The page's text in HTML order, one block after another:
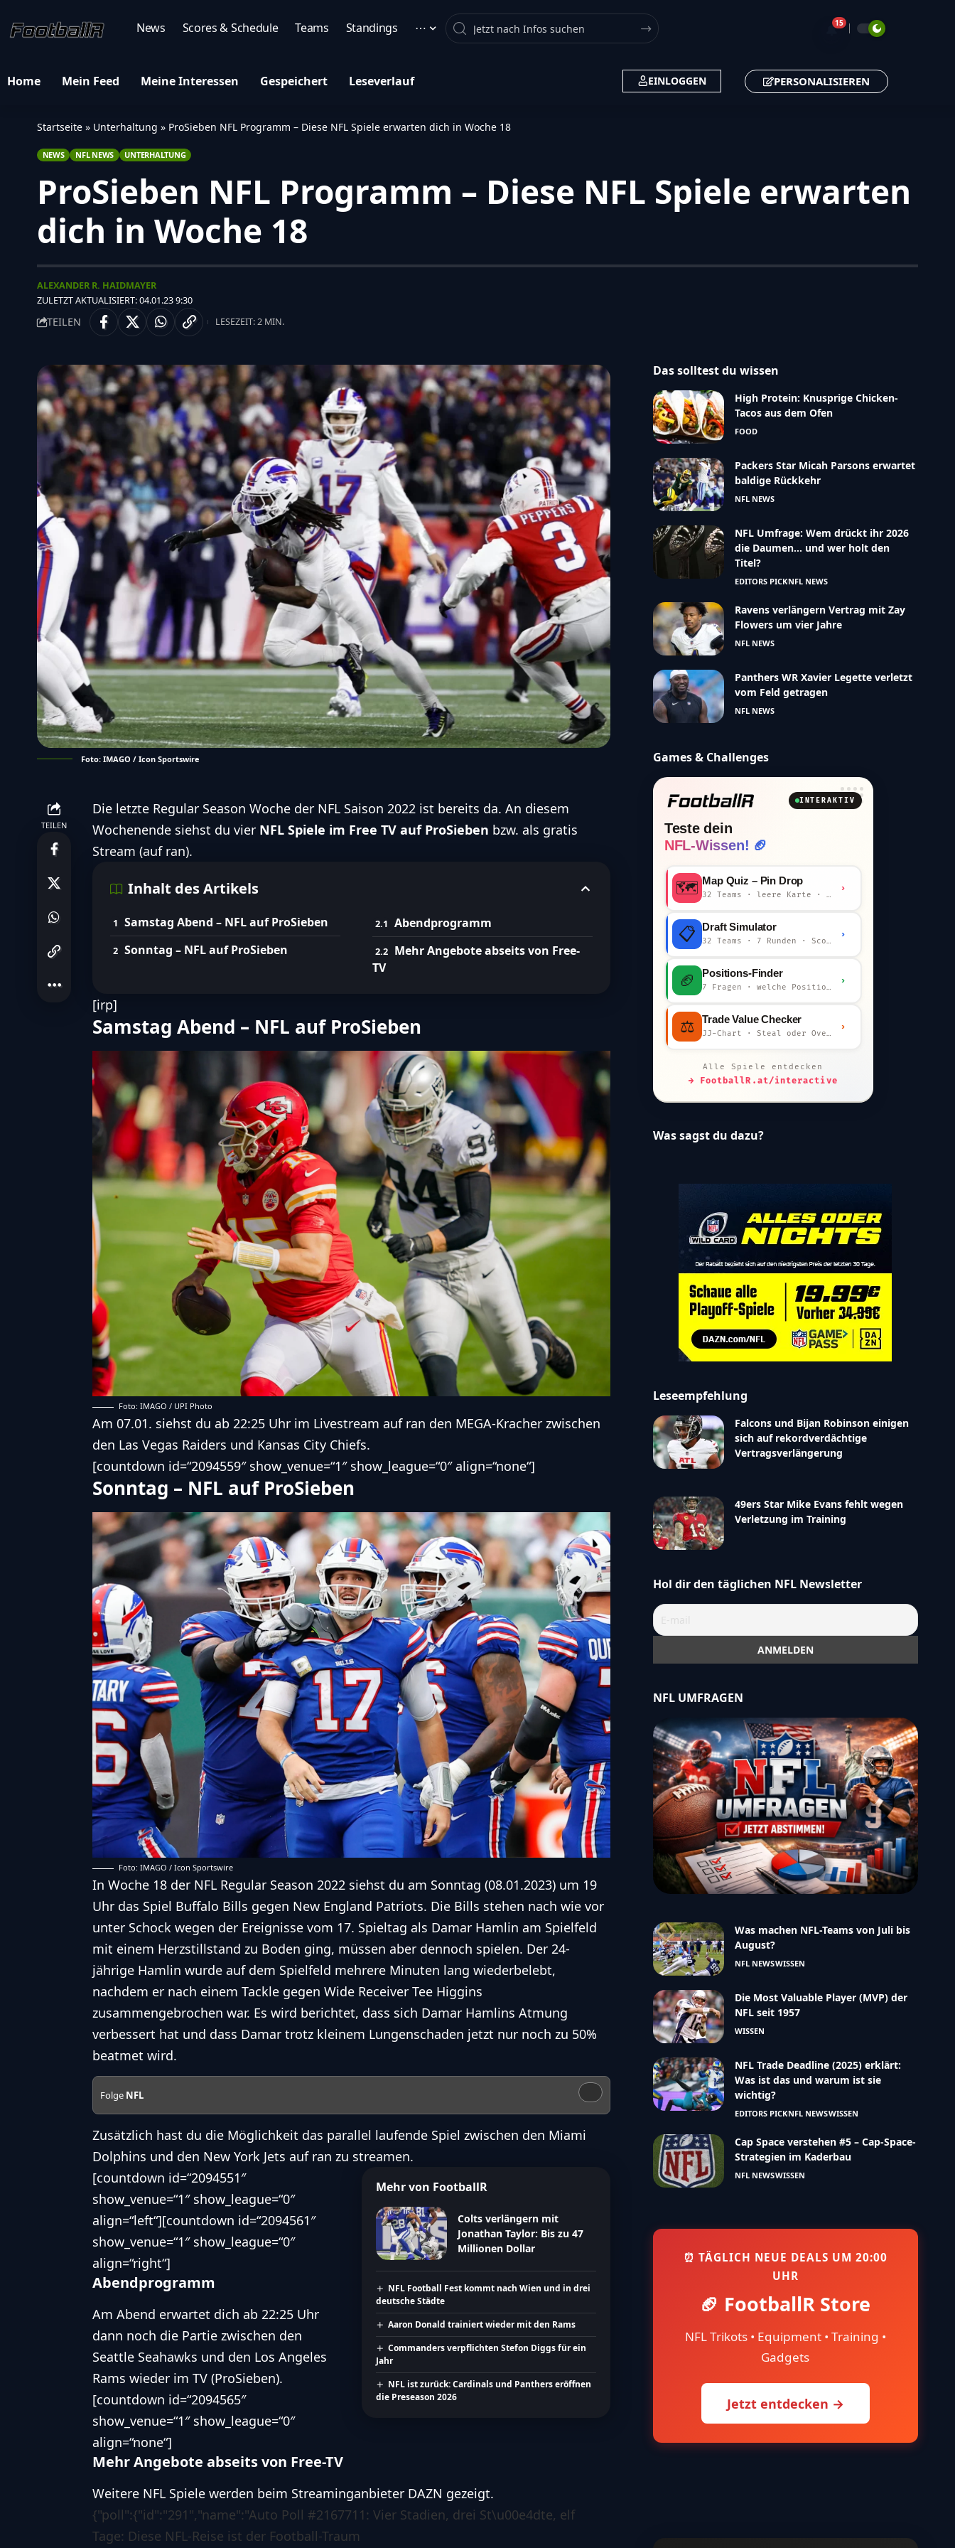
News Scores & Schedule Teams Standings ⋯ Search 🔔15
Home Mein Feed Meine Interessen Gespeichert Leseverlauf EINLOGGEN PERSONALISIEREN
Startseite » Unterhaltung » ProSieben NFL Programm – Diese NFL Spiele erwarten dich in Woche 18
NEWS NFL NEWS UNTERHALTUNG
ProSieben NFL Programm – Diese NFL Spiele erwarten
dich in Woche 18
ZULETZT AKTUALISIERT: 04.01.23 9:30
ALEXANDER R. HAIDMAYER
TEILEN LESEZEIT: 2 MIN.
Foto: IMAGO / Icon Sportswire
TEILEN
Die letzte Regular Season Woche der NFL Saison 2022 ist bereits da. An diesem
Wochenende siehst du vier NFL Spiele im Free TV auf ProSieben bzw. als gratis
Stream (auf ran).
Inhalt des Artikels
Samstag Abend – NFL auf ProSieben
Sonntag – NFL auf ProSieben
Abendprogramm
Mehr Angebote abseits von Free-
TV
[irp]
Samstag Abend – NFL auf ProSieben
Foto: IMAGO / UPI Photo
Am 07.01. siehst du ab 22:25 Uhr im Livestream auf ran den MEGA-Kracher zwischen
den Las Vegas Raiders und Kansas City Chiefs.
[countdown id=“2094559″ show_venue=“1″ show_league=“0″ align=“none“]
Sonntag – NFL auf ProSieben
Foto: IMAGO / Icon Sportswire
In Woche 18 der NFL Regular Season 2022 siehst du am Sonntag (08.01.2023) um 19
Uhr das Spiel Buffalo Bills gegen New England Patriots. Die Bills stehen nach wie vor
unter Schock wegen der Ereignisse vom 17. Spieltag als Damar Hamlin am Spielfeld
mit einem Herzstillstand zu Boden ging, müssen aber dennoch spielen. Der 24-
jährige Hamlin wurde auf dem Spielfeld mehrere Minuten lang wiederbelebt,
nachdem er nach einem Tackle gegen Wide Receiver Tee Higgins
zusammengebrochen war. Es wird berichtet, dass sich Damar Hamlins Atmung
verbessert hat und dass Damar trotz kleinem Lungenschaden jetzt nur noch zu 50%
beatmet wird.
Folge NFL
Zusätzlich hast du die Möglichkeit das parallel laufende Spiel zwischen den Miami
Dolphins und den New York Jets auf ran zu streamen.
Mehr von FootballR
Colts verlängern mit
Jonathan Taylor: Bis zu 47
Millionen Dollar
NFL Football Fest kommt nach Wien und in drei
deutsche Städte
Aaron Donald trainiert wieder mit den Rams
Commanders verpflichten Stefon Diggs für ein
Jahr
NFL ist zurück: Cardinals und Panthers eröffnen
die Preseason 2026
[countdown id=“2094551″
show_venue=“1″ show_league=“0″
align=“left“][countdown id=“2094561″
show_venue=“1″ show_league=“0″
align=“right“]
Abendprogramm
Am Abend erwartet dich ab 22:25 Uhr
dann noch die Partie zwischen den
Seattle Seahawks und den Los Angeles
Rams wieder im TV (ProSieben).
[countdown id=“2094565″
show_venue=“1″ show_league=“0″
align=“none“]
Mehr Angebote abseits von Free-TV
Weitere NFL Spiele werden beim Streaminganbieter DAZN gezeigt.
{"poll":{"id":"291","name":"Auto Poll #2167711: Vier Stadien, drei St\u00e4dte, elf
Tage: Diese NFL-Reise ist der Football-Traum
Das solltest du wissen
High Protein: Knusprige Chicken-
Tacos aus dem Ofen
FOOD
Packers Star Micah Parsons erwartet
baldige Rückkehr
NFL NEWS
NFL Umfrage: Wem drückt ihr 2026
die Daumen… und wer holt den
Titel?
EDITORS PICKNFL NEWS
Ravens verlängern Vertrag mit Zay
Flowers um vier Jahre
NFL NEWS
Panthers WR Xavier Legette verletzt
vom Feld getragen
NFL NEWS
Games & Challenges
INTERAKTIV
Teste dein
NFL-Wissen! 🏈
🗺️ Map Quiz – Pin Drop
32 Teams · leere Karte · km-Wertung
›
📋 Draft Simulator
32 Teams · 7 Runden · Scout-Kommentar
›
🏈 Positions-Finder
7 Fragen · welche Position bist du?
›
⚖️ Trade Value Checker
JJ-Chart · Steal oder Overpay?
›
Alle Spiele entdecken
→ FootballR.at/interactive
Was sagst du dazu?
Leseempfehlung
Falcons und Bijan Robinson einigen
sich auf rekordverdächtige
Vertragsverlängerung
49ers Star Mike Evans fehlt wegen
Verletzung im Training
Hol dir den täglichen NFL Newsletter
NFL UMFRAGEN
Was machen NFL-Teams von Juli bis
August?
NFL NEWSWISSEN
Die Most Valuable Player (MVP) der
NFL seit 1957
WISSEN
NFL Trade Deadline (2025) erklärt:
Was ist das und warum ist sie
wichtig?
EDITORS PICKNFL NEWSWISSEN
Cap Space verstehen #5 – Cap-Space-
Strategien im Kaderbau
NFL NEWSWISSEN
⏰ TÄGLICH NEUE DEALS UM 20:00
UHR
🏈 FootballR Store
NFL Trikots • Equipment • Training •
Gadgets
Jetzt entdecken →